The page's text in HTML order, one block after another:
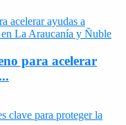
para acelerar